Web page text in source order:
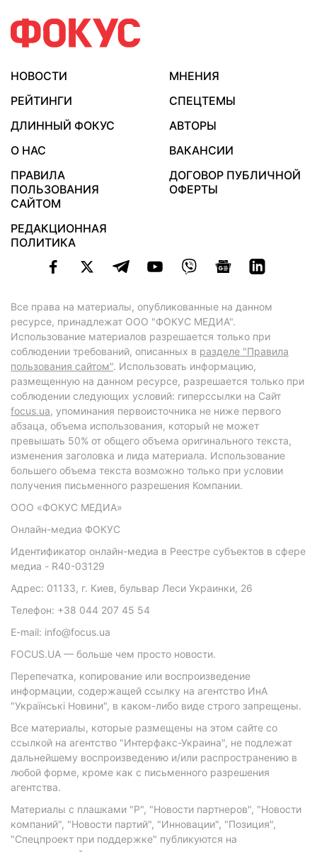
НОВОСТИ
МНЕНИЯ
РЕЙТИНГИ
СПЕЦТЕМЫ
ДЛИННЫЙ ФОКУС
АВТОРЫ
О НАС
ВАКАНСИИ
ПРАВИЛА
ПОЛЬЗОВАНИЯ
САЙТОМ
ДОГОВОР ПУБЛИЧНОЙ
ОФЕРТЫ
РЕДАКЦИОННАЯ
ПОЛИТИКА
Все права на материалы, опубликованные на данном
ресурсе, принадлежат ООО "ФОКУС МЕДИА".
Использование материалов разрешается только при
соблюдении требований, описанных в разделе "Правила
пользования сайтом". Использовать информацию,
размещенную на данном ресурсе, разрешается только при
соблюдении следующих условий: гиперссылки на Сайт
focus.ua, упоминания первоисточника не ниже первого
абзаца, объема использования, который не может
превышать 50% от общего объема оригинального текста,
изменения заголовка и лида материала. Использование
большего объема текста возможно только при условии
получения письменного разрешения Компании.
ООО «ФОКУС МЕДИА»
Онлайн-медиа ФОКУС
Идентификатор онлайн-медиа в Реестре субъектов в сфере
медиа - R40-03129
Адрес: 01133, г. Киев, бульвар Леси Украинки, 26
Телефон: +38 044 207 45 54
E-mail: info@focus.ua
FOCUS.UA — больше чем просто новости.
Перепечатка, копирование или воспроизведение
информации, содержащей ссылку на агентство ИнА
"Українські Новини", в каком-либо виде строго запрещены.
Все материалы, которые размещены на этом сайте со
ссылкой на агентство "Интерфакс-Украина", не подлежат
дальнейшему воспроизведению и/или распространению в
любой форме, кроме как с письменного разрешения
агентства.
Материалы с плашками "Р", "Новости партнеров", "Новости
компаний", "Новости партий", "Инновации", "Позиция",
"Спецпроект при поддержке" публикуются на